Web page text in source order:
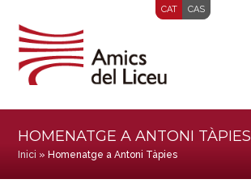
CAT CAS
HOMENATGE A ANTONI TÀPIES
Inici » Homenatge a Antoni Tàpies